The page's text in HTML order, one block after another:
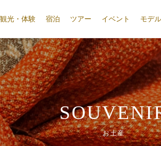
観光・体験 宿泊 ツアー イベント モデ
お土産